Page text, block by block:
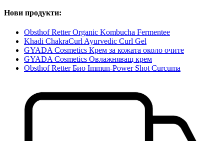
Нови продукти:
Obsthof Retter Organic Kombucha Fermentee
Khadi ChakraCurl Ayurvedic Curl Gel
GYADA Cosmetics Крем за кожата около очите
GYADA Cosmetics Овлажняващ крем
Obsthof Retter Био Immun-Power Shot Curcuma